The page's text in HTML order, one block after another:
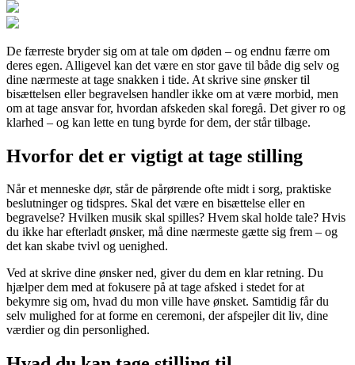
De færreste bryder sig om at tale om døden – og endnu færre om
deres egen. Alligevel kan det være en stor gave til både dig selv og
dine nærmeste at tage snakken i tide. At skrive sine ønsker til
bisættelsen eller begravelsen handler ikke om at være morbid, men
om at tage ansvar for, hvordan afskeden skal foregå. Det giver ro og
klarhed – og kan lette en tung byrde for dem, der står tilbage.
Hvorfor det er vigtigt at tage stilling
Når et menneske dør, står de pårørende ofte midt i sorg, praktiske
beslutninger og tidspres. Skal det være en bisættelse eller en
begravelse? Hvilken musik skal spilles? Hvem skal holde tale? Hvis
du ikke har efterladt ønsker, må dine nærmeste gætte sig frem – og
det kan skabe tvivl og uenighed.
Ved at skrive dine ønsker ned, giver du dem en klar retning. Du
hjælper dem med at fokusere på at tage afsked i stedet for at
bekymre sig om, hvad du mon ville have ønsket. Samtidig får du
selv mulighed for at forme en ceremoni, der afspejler dit liv, dine
værdier og din personlighed.